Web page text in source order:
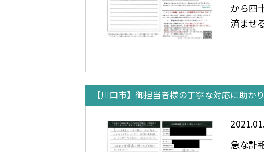
から四
済ませ
【川口市】御担当者様の丁寧な対応に助か
急な訃